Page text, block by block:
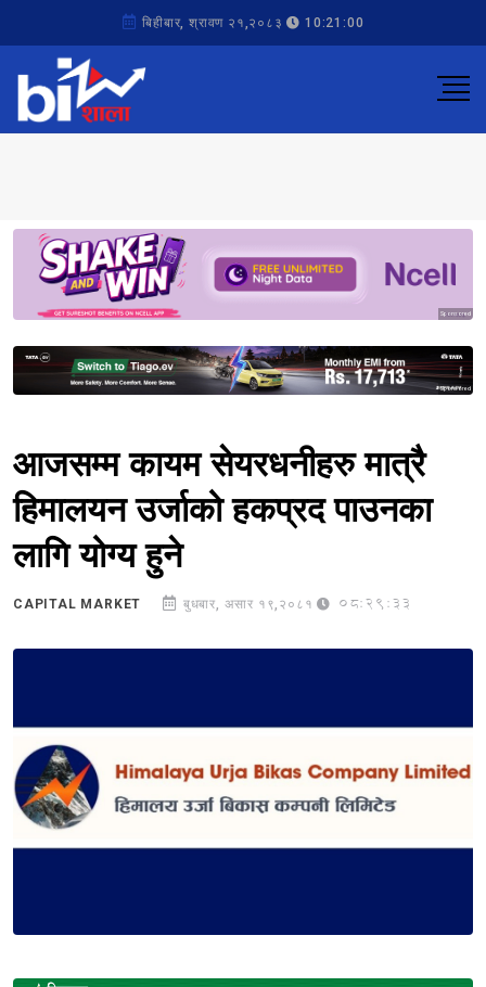
बिहीबार, श्रावण २१,२०८३ 10:21:00
Sponsored
Sponsored
आजसम्म कायम सेयरधनीहरु मात्रै
हिमालयन उर्जाको हकप्रद पाउनका
लागि योग्य हुने
CAPITAL MARKET बुधबार, असार १९,२०८१ 08:29:33